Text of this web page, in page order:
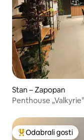
Stan – Zapopan
Penthouse
Među najviše
Odabrali gosti